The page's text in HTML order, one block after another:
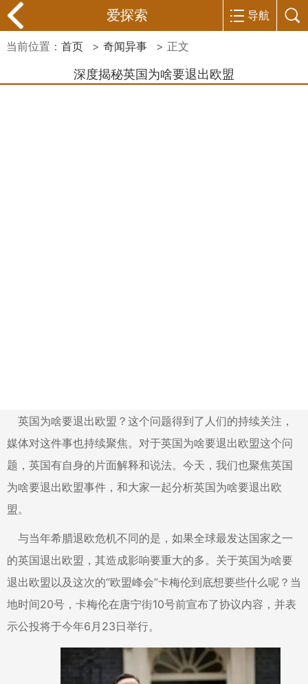
爱探索 导航
当前位置： 首页 > 奇闻异事 > 正文
深度揭秘英国为啥要退出欧盟
英国为啥要退出欧盟？这个问题得到了人们的持续关注，
媒体对这件事也持续聚焦。对于英国为啥要退出欧盟这个问
题，英国有自身的片面解释和说法。今天，我们也聚焦英国
为啥要退出欧盟事件，和大家一起分析英国为啥要退出欧
盟。
与当年希腊退欧危机不同的是，如果全球最发达国家之一
的英国退出欧盟，其造成影响要重大的多。关于英国为啥要
退出欧盟以及这次的“欧盟峰会”卡梅伦到底想要些什么呢？当
地时间20号，卡梅伦在唐宁街10号前宣布了协议内容，并表
示公投将于今年6月23日举行。